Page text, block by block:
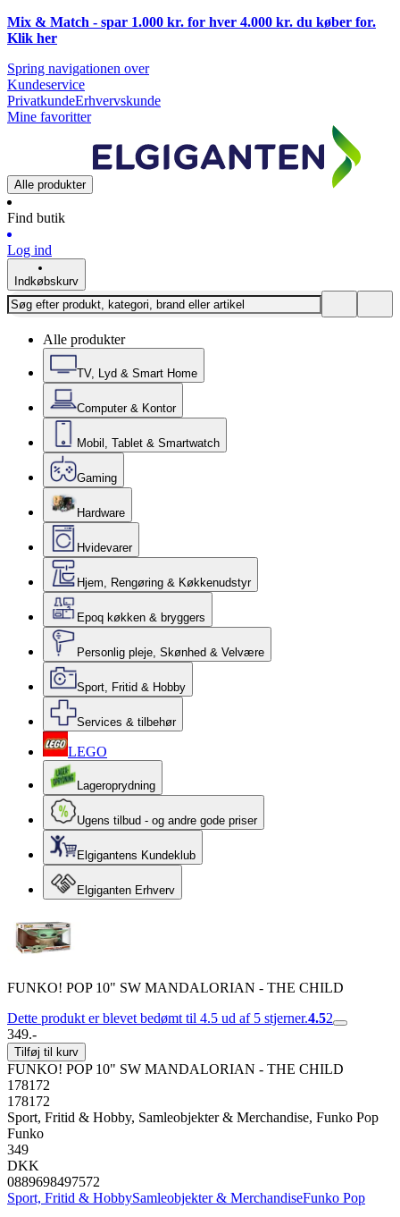
Mix & Match - spar 1.000 kr. for hver 4.000 kr. du køber for.
Klik her
Spring navigationen over
Kundeservice
PrivatkundeErhvervskunde
Mine favoritter
Alle produkter
Find butik
Log ind
Indkøbskurv
Alle produkter
TV, Lyd & Smart Home
Computer & Kontor
Mobil, Tablet & Smartwatch
Gaming
Hardware
Hvidevarer
Hjem, Rengøring & Køkkenudstyr
Epoq køkken & bryggers
Personlig pleje, Skønhed & Velvære
Sport, Fritid & Hobby
Services & tilbehør
LEGO
Lageroprydning
Ugens tilbud - og andre gode priser
Elgigantens Kundeklub
Elgiganten Erhverv
FUNKO! POP 10" SW MANDALORIAN - THE CHILD
Dette produkt er blevet bedømt til 4.5 ud af 5 stjerner.4.52
349.-
Tilføj til kurv
FUNKO! POP 10" SW MANDALORIAN - THE CHILD
178172
178172
Sport, Fritid & Hobby, Samleobjekter & Merchandise, Funko Pop
Funko
349
DKK
0889698497572
Sport, Fritid & HobbySamleobjekter & MerchandiseFunko Pop